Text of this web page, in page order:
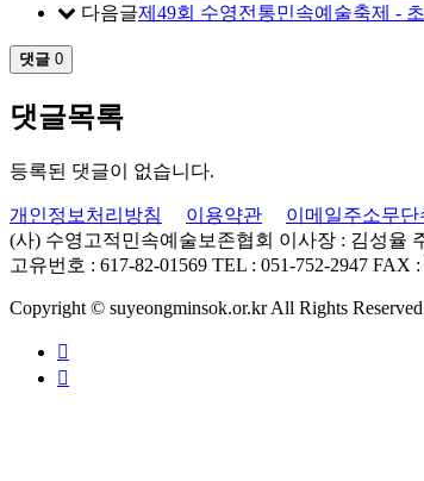
다음글제49회 수영전통민속예술축제 -
댓글 0
댓글목록
등록된 댓글이 없습니다.
개인정보처리방침 이용약관 이메일주소무단
(사) 수영고적민속예술보존협회 이사장 : 김성율
고유번호 : 617-82-01569 TEL : 051-752-2947 FAX :
Copyright © suyeongminsok.or.kr All Rights